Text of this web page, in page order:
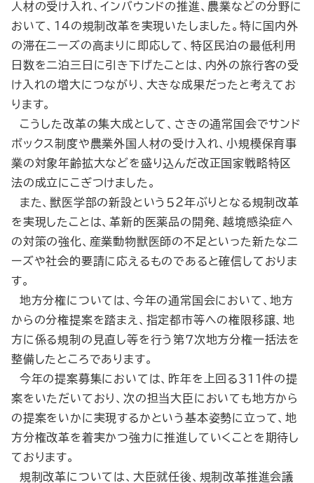
人材の受け入れ、インバウンドの推進、農業などの分野に
おいて、１４の規制改革を実現いたしました。特に国内外
の滞在ニーズの高まりに即応して、特区民泊の最低利用
日数を二泊三日に引き下げたことは、内外の旅行客の受
け入れの増大につながり、大きな成果だったと考えてお
ります。
こうした改革の集大成として、さきの通常国会でサンド
ボックス制度や農業外国人材の受け入れ、小規模保育事
業の対象年齢拡大などを盛り込んだ改正国家戦略特区
法の成立にこぎつけました。
また、獣医学部の新設という５２年ぶりとなる規制改革
を実現したことは、革新的医薬品の開発、越境感染症へ
の対策の強化、産業動物獣医師の不足といった新たなニ
ーズや社会的要請に応えるものであると確信しておりま
す。
地方分権については、今年の通常国会において、地方
からの分権提案を踏まえ、指定都市等への権限移譲、地
方に係る規制の見直し等を行う第７次地方分権一括法を
整備したところであります。
今年の提案募集においては、昨年を上回る３１１件の提
案をいただいており、次の担当大臣においても地方から
の提案をいかに実現するかという基本姿勢に立って、地
方分権改革を着実かつ強力に推進していくことを期待し
ております。
規制改革については、大臣就任後、規制改革推進会議